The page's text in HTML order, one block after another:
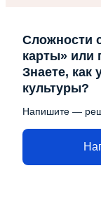
Сложности
карты» или
Знаете, как
культуры?
Напишите —